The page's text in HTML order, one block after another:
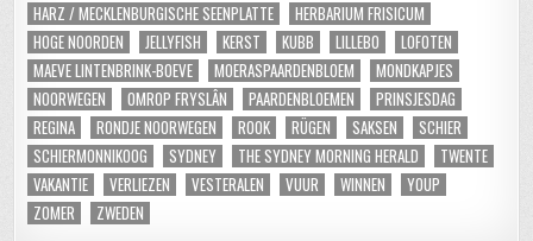
HARZ / MECKLENBURGISCHE SEENPLATTE
HERBARIUM FRISICUM
HOGE NOORDEN
JELLYFISH KERST KUBB LILLEBO
LOFOTEN
MAEVE LINTENBRINK-BOEVE
MOERASPAARDENBLOEM
MONDKAPJES
NOORWEGEN
OMROP FRYSLÂN PAARDENBLOEMEN
PRINSJESDAG
REGINA
RONDJE NOORWEGEN ROOK RÜGEN SAKSEN
SCHIER
SCHIERMONNIKOOG
SYDNEY THE SYDNEY MORNING HERALD
TWENTE
VAKANTIE
VERLIEZEN VESTERALEN VUUR WINNEN
YOUP
ZOMER
ZWEDEN